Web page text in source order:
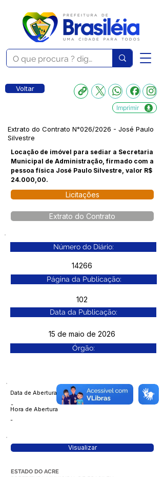
Voltar
Imprimir
Extrato do Contrato N°026/2026 - José Paulo
Silvestre
Locação de imóvel para sediar a Secretaria
Municipal de Administração, firmado com a
pessoa física José Paulo Silvestre, valor R$
24.000,00.
Licitações
Extrato do Contrato
Número do Diário:
14266
Página da Publicação:
102
Data da Publicação:
15 de maio de 2026
Órgão:
Data de Abertura
-
Hora de Abertura
-
Visualizar
ESTADO DO ACRE